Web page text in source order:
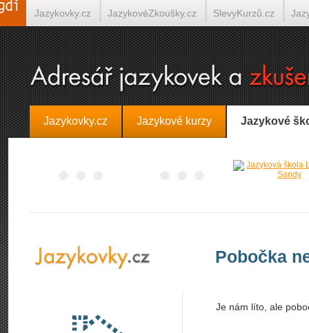
Jazykovky.cz Jazykové kurzy Jazykové
Pobočka
Je nám líto, ale
Jazykovky.cz JazykovéZkoušky.cz SlevyKurzů.cz
Španělština on-line Italština on-line Tlumočení-